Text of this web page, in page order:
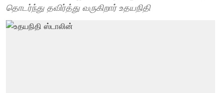
தொடர்ந்து தவிர்த்து வருகிறார் உதயநிதி